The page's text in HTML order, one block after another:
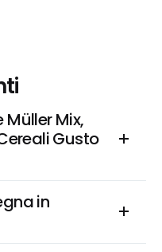
Mix,
Gusto
in